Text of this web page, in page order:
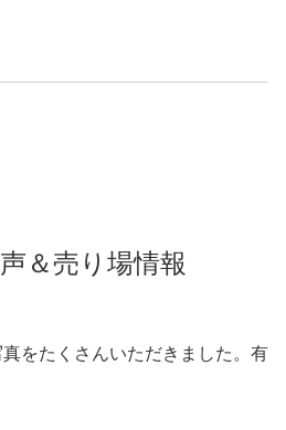
＆売り場情報
をたくさんいただきました。有